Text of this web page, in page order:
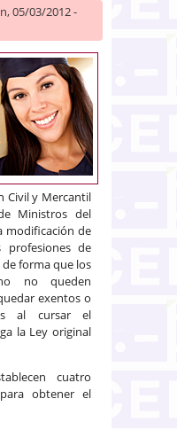
05/03/2012 -
Civil y Mercantil
Ministros del
modificación de
de
forma que los
no queden
exentos o
al cursar el
la Ley original
cuatro
obtener el